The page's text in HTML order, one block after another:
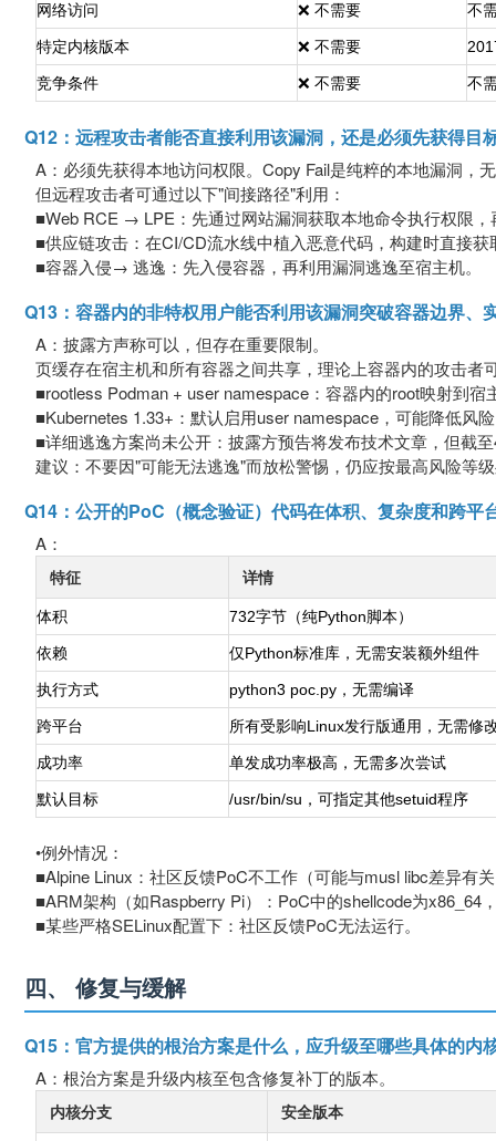
网络访问 ❌ 不需要 不
特定内核版本 ❌ 不需要
竞争条件 ❌ 不需要 不
Q12：远程攻击者能否直接利用该漏洞，还是必须先获得目
A：必须先获得本地访问权限。Copy Fail是纯粹的本地漏洞，
但远程攻击者可通过以下"间接路径"利用：
■Web RCE → LPE：先通过网站漏洞获取本地命令执行权限，
■供应链攻击：在CI/CD流水线中植入恶意代码，构建时直接获
■容器入侵→ 逃逸：先入侵容器，再利用漏洞逃逸至宿主机。
Q13：容器内的非特权用户能否利用该漏洞突破容器边界、
A：披露方声称可以，但存在重要限制。
页缓存在宿主机和所有容器之间共享，理论上容器内的攻击者
■rootless Podman + user namespace：容器内的root映射到
■Kubernetes 1.33+：默认启用user namespace，可能降低风
■详细逃逸方案尚未公开：披露方预告将发布技术文章，但截
建议：不要因"可能无法逃逸"而放松警惕，仍应按最高风险等
Q14：公开的PoC（概念验证）代码在体积、复杂度和跨平
A：
特征 详情
体积 732字节（纯Python脚本）
依赖 仅Python标准库，无需安装额外组件
执行方式 python3 poc.py，无需编译
跨平台 所有受影响Linux发行版通用，无需修
成功率 单发成功率极高，无需多次尝试
默认目标 /usr/bin/su，可指定其他setuid程序
•例外情况：
■Alpine Linux：社区反馈PoC不工作（可能与musl libc差异有
■ARM架构（如Raspberry Pi）：PoC中的shellcode为x86_64
■某些严格SELinux配置下：社区反馈PoC无法运行。
四、 修复与缓解
Q15：官方提供的根治方案是什么，应升级至哪些具体的内
A：根治方案是升级内核至包含修复补丁的版本。
内核分支 安全版本